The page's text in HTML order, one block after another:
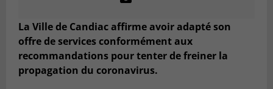
La Ville de Candiac affirme avoir adapté son
offre de services conformément aux
recommandations pour tenter de freiner la
propagation du coronavirus.